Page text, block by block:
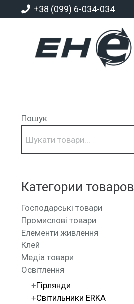
+38 (099) 6-034-034
Пошук
Категории товаров
Господарські товари
Промислові товари
Елементи живлення
Клей
Медіа товари
Освітлення
Гірлянди
Світильники ERKA